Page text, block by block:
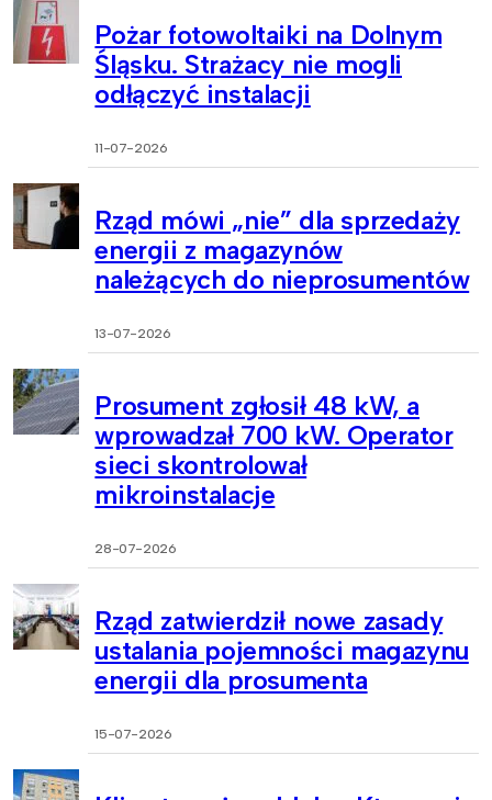
Pożar fotowoltaiki na Dolnym
Śląsku. Strażacy nie mogli
odłączyć instalacji
11-07-2026
Rząd mówi „nie” dla sprzedaży
energii z magazynów
należących do nieprosumentów
13-07-2026
Prosument zgłosił 48 kW, a
wprowadzał 700 kW. Operator
sieci skontrolował
mikroinstalacje
28-07-2026
Rząd zatwierdził nowe zasady
ustalania pojemności magazynu
energii dla prosumenta
15-07-2026